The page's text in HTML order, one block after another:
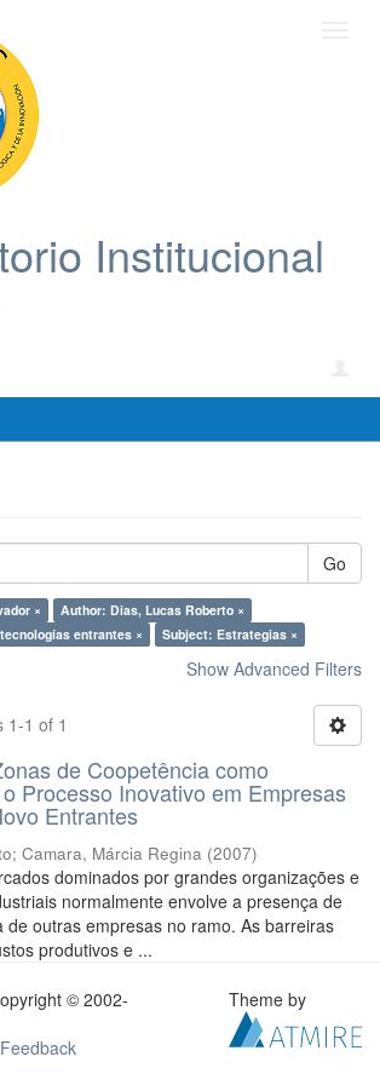
Institucional
Go
×
Author: Dias, Lucas Roberto ×
entrantes ×
Subject: Estrategias ×
Show Advanced Filters
1-1 of 1
de Coopetência como
Processo Inovativo em Empresas
Entrantes
; Camara, Márcia Regina (2007)
dominados por grandes organizações e
normalmente envolve a presença de
de outras empresas no ramo. As barreiras
produtivos e ...
© 2002-
Theme by